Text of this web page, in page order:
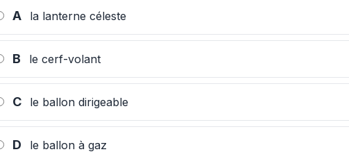
A la lanterne céleste
B le cerf-volant
C le ballon dirigeable
D le ballon à gaz